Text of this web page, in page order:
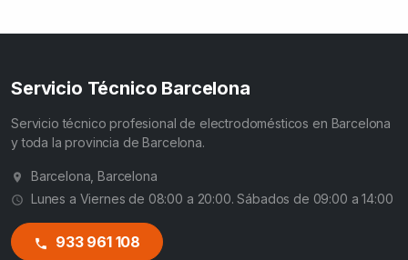
Servicio Técnico Barcelona
Servicio técnico profesional de electrodomésticos en Barcelona
y toda la provincia de Barcelona.
Barcelona, Barcelona
Lunes a Viernes de 08:00 a 20:00. Sábados de 09:00 a 14:00
933 961 108